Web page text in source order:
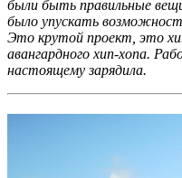
были быть правильные
было упускать
Это крутой проект, это
авангардного хип-хопа.
настоящему зарядила.